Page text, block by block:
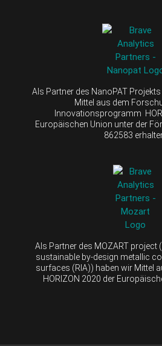
Als Partner des NanoPAT
Mittel aus dem
Innovationsprogramm
Europäischen Union unter der
862583
Als Partner des MOZART project
sustainable by-design metallic
surfaces (RIA)) haben wir Mittel
HORIZON 2020 der